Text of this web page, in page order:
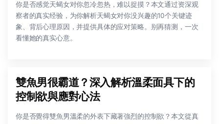
你是否感觉天蝎女对你忽冷忽热，难以捉摸？本文通过资深观
察者的真实经验，为你解析天蝎女对你没兴趣的10个关键迹
象、背后心理原因，并提供具体的应对策略。别再猜测，一次
看懂她的真实心意。
雙魚男很霸道？深入解析溫柔面具下的
控制欲與應對心法
你是否覺得雙魚男溫柔的外表下藏著強烈的控制欲？本文從真